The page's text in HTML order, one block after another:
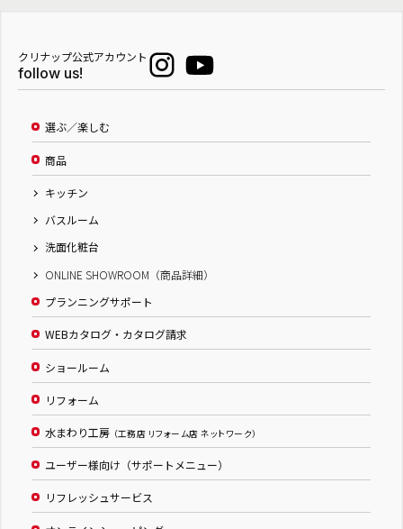
クリナップ公式アカウント
follow us!
選ぶ／楽しむ
商品
キッチン
バスルーム
洗面化粧台
ONLINE SHOWROOM（商品詳細）
プランニングサポート
WEBカタログ・カタログ請求
ショールーム
リフォーム
水まわり工房 （工務店 リフォーム店 ネットワーク）
ユーザー様向け（サポートメニュー）
リフレッシュサービス